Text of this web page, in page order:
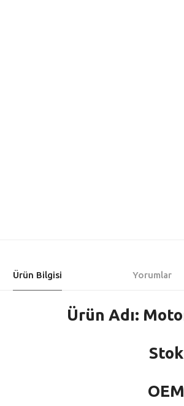
Ürün Bilgisi Yorumlar
Ürün Adı: